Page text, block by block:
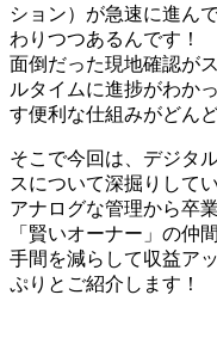
ション）が急速に進ん
わりつつあるんです！
面倒だった現地確認が
ルタイムに進捗がわか
す便利な仕組みがどん
そこで今回は、デジタ
スについて深掘りして
アナログな管理から卒
「賢いオーナー」の仲
手間を減らして収益ア
ぷりとご紹介します！